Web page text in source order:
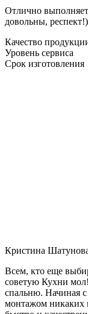
Отлично
довольны, респект!)
Качество
Уровень сервиса
Срок изготовления
Кристина
Всем, кто еще
советую Кухни
спальню. Начиная с
монтажом никаких